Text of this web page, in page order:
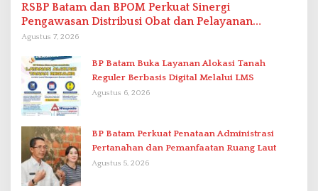
RSBP Batam dan BPOM Perkuat Sinergi
Pengawasan Distribusi Obat dan Pelayanan
Kefarmasian
Agustus 7, 2026
BP Batam Buka Layanan Alokasi Tanah
Reguler Berbasis Digital Melalui LMS
Agustus 6, 2026
BP Batam Perkuat Penataan Administrasi
Pertanahan dan Pemanfaatan Ruang Laut
Agustus 5, 2026